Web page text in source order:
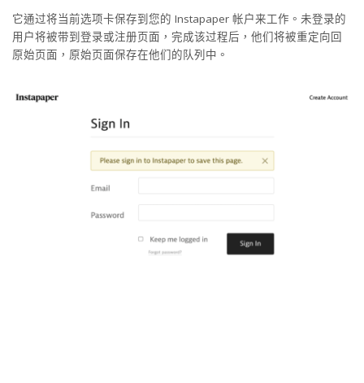
它通过将当前选项卡保存到您的 Instapaper 帐户来工作。未登录的
用户将被带到登录或注册页面，完成该过程后，他们将被重定向回
原始页面，原始页面保存在他们的队列中。